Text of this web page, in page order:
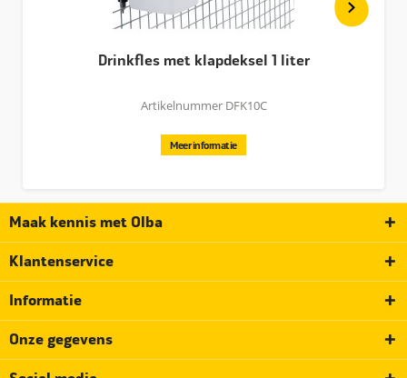
Drinkfles met klapdeksel 1 liter
Artikelnummer DFK10C
Meer informatie
Maak kennis met Olba
Klantenservice
Informatie
Onze gegevens